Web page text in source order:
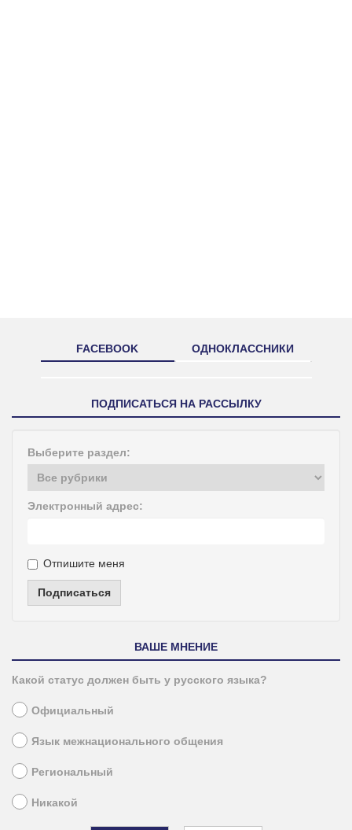
FACEBOOK ОДНОКЛАССНИКИ
ПОДПИСАТЬСЯ НА РАССЫЛКУ
Выберите раздел:
Электронный адрес:
Отпишите меня
Подписаться
ВАШЕ МНЕНИЕ
Какой статус должен быть у русского языка?
Официальный
Язык межнационального общения
Региональный
Никакой